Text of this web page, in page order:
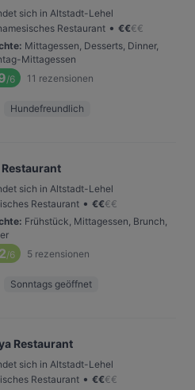
sich in Altstadt-Lehel
Restaurant • €€€€
: Mittagessen, Desserts, Dinner,
Mittagessen
/6 11 rezensionen
Hundefreundlich
Restaurant
sich in Altstadt-Lehel
Restaurant • €€€€
: Frühstück, Mittagessen, Brunch,
/6 5 rezensionen
Sonntags geöffnet
Restaurant
sich in Altstadt-Lehel
Restaurant • €€€€